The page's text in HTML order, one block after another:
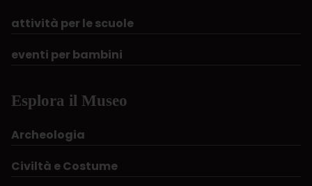
attività per le scuole
eventi per bambini
Esplora il Museo
Archeologia
Civiltà e Costume